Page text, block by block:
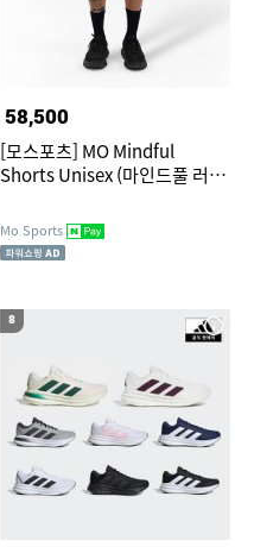
58,500
[모스포츠] MO Mindful
Shorts Unisex (마인드풀 러닝
Mo Sports
8